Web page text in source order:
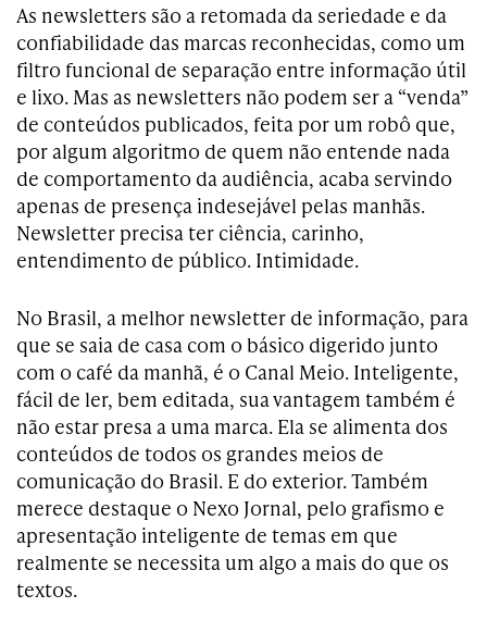
As newsletters são a retomada da seriedade e da
confiabilidade das marcas reconhecidas, como um
filtro funcional de separação entre informação útil
e lixo. Mas as newsletters não podem ser a “venda”
de conteúdos publicados, feita por um robô que,
por algum algoritmo de quem não entende nada
de comportamento da audiência, acaba servindo
apenas de presença indesejável pelas manhãs.
Newsletter precisa ter ciência, carinho,
entendimento de público. Intimidade.
No Brasil, a melhor newsletter de informação, para
que se saia de casa com o básico digerido junto
com o café da manhã, é o Canal Meio. Inteligente,
fácil de ler, bem editada, sua vantagem também é
não estar presa a uma marca. Ela se alimenta dos
conteúdos de todos os grandes meios de
comunicação do Brasil. E do exterior. Também
merece destaque o Nexo Jornal, pelo grafismo e
apresentação inteligente de temas em que
realmente se necessita um algo a mais do que os
textos.